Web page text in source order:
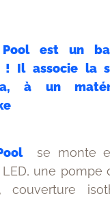
est un
! Il associe la
à un
se monte
une pompe
couverture